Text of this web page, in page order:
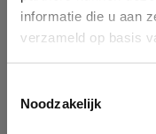
informatie die u aan
verzameld op basis
Noodzakelijk
You can search a
enterprise ID. When a
form. If you don't find
Ok